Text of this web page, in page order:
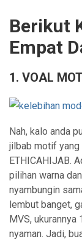
Berikut
Empat
1. VOAL
Nah, kalo anda
jilbab motif yang
ETHICAHIJAB.
pilihan warna
nyambungin
lembut banget,
MVS,
nyaman. Jadi,